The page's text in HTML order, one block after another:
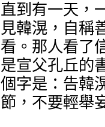
直到有一天，
見韓滉，自稱
看。那人看了
是宣父孔丘的
個字是：告韓
節，不要輕舉